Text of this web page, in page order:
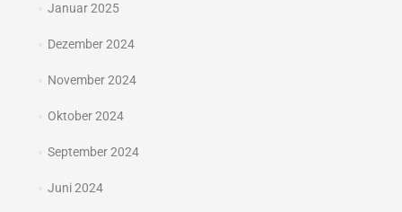
Januar 2025
Dezember 2024
November 2024
Oktober 2024
September 2024
Juni 2024